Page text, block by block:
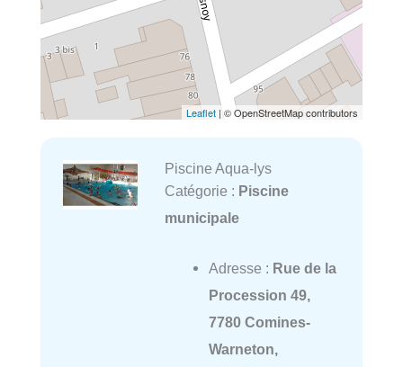
Leaflet | © OpenStreetMap contributors
Piscine Aqua-lys
Catégorie : Piscine
municipale
Adresse : Rue de la
Procession 49,
7780 Comines-
Warneton,